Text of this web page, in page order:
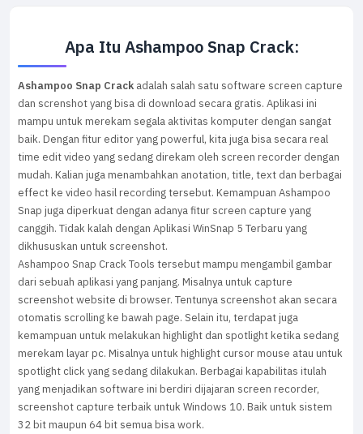
Apa Itu Ashampoo Snap Crack:
Ashampoo Snap Crack adalah salah satu software screen capture
dan screnshot yang bisa di download secara gratis. Aplikasi ini
mampu untuk merekam segala aktivitas komputer dengan sangat
baik. Dengan fitur editor yang powerful, kita juga bisa secara real
time edit video yang sedang direkam oleh screen recorder dengan
mudah. Kalian juga menambahkan anotation, title, text dan berbagai
effect ke video hasil recording tersebut. Kemampuan Ashampoo
Snap juga diperkuat dengan adanya fitur screen capture yang
canggih. Tidak kalah dengan Aplikasi WinSnap 5 Terbaru yang
dikhususkan untuk screenshot.
Ashampoo Snap Crack Tools tersebut mampu mengambil gambar
dari sebuah aplikasi yang panjang. Misalnya untuk capture
screenshot website di browser. Tentunya screenshot akan secara
otomatis scrolling ke bawah page. Selain itu, terdapat juga
kemampuan untuk melakukan highlight dan spotlight ketika sedang
merekam layar pc. Misalnya untuk highlight cursor mouse atau untuk
spotlight click yang sedang dilakukan. Berbagai kapabilitas itulah
yang menjadikan software ini berdiri dijajaran screen recorder,
screenshot capture terbaik untuk Windows 10. Baik untuk sistem
32 bit maupun 64 bit semua bisa work.